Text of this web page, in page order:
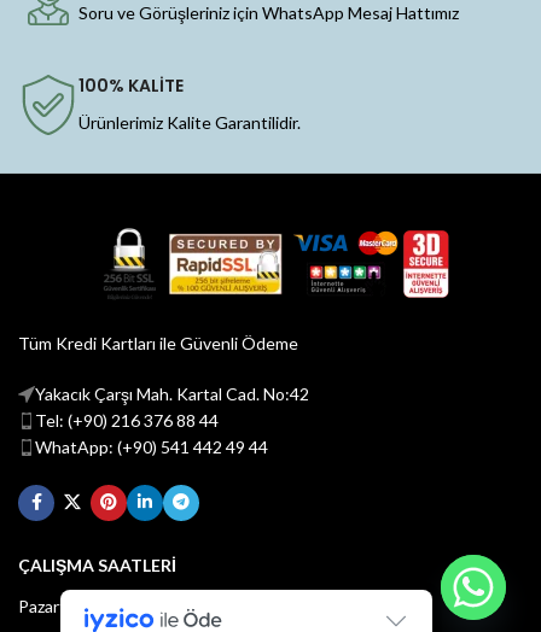
Soru ve Görüşleriniz için WhatsApp Mesaj Hattımız
100% KALİTE
Ürünlerimiz Kalite Garantilidir.
Tüm Kredi Kartları ile Güvenli Ödeme
Yakacık Çarşı Mah. Kartal Cad. No:42
Tel: (+90) 216 376 88 44
WhatApp: (+90) 541 442 49 44
ÇALIŞMA SAATLERİ
Pazartesi - Cuma : 08:30 - 18:30